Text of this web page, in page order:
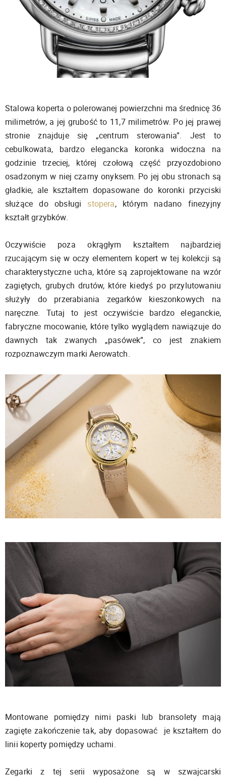
Stalowa koperta o polerowanej powierzchni ma średnicę 36
milimetrów, a jej grubość to 11,7 milimetrów. Po jej prawej
stronie znajduje się „centrum sterowania”. Jest to
cebulkowata, bardzo elegancka koronka widoczna na
godzinie trzeciej, której czołową część przyozdobiono
osadzonym w niej czarny onyksem. Po jej obu stronach są
gładkie, ale kształtem dopasowane do koronki przyciski
służące do obsługi stopera, którym nadano finezyjny
kształt grzybków.
Oczywiście poza okrągłym kształtem najbardziej
rzucającym się w oczy elementem kopert w tej kolekcji są
charakterystyczne ucha, które są zaprojektowane na wzór
zagiętych, grubych drutów, które kiedyś po przylutowaniu
służyły do przerabiania zegarków kieszonkowych na
naręczne. Tutaj to jest oczywiście bardzo eleganckie,
fabryczne mocowanie, które tylko wyglądem nawiązuje do
dawnych tak zwanych „pasówek”, co jest znakiem
rozpoznawczym marki Aerowatch.
Montowane pomiędzy nimi paski lub bransolety mają
zagięte zakończenie tak, aby dopasować je kształtem do
linii koperty pomiędzy uchami.
Zegarki z tej serii wyposażone są w szwajcarski